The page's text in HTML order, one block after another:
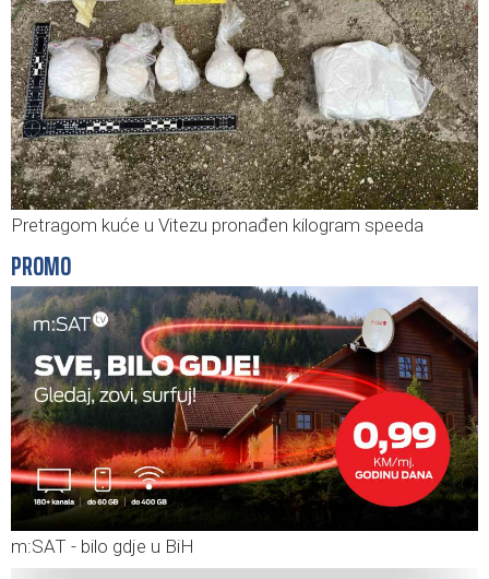
Pretragom kuće u Vitezu pronađen kilogram speeda
PROMO
m:SAT - bilo gdje u BiH